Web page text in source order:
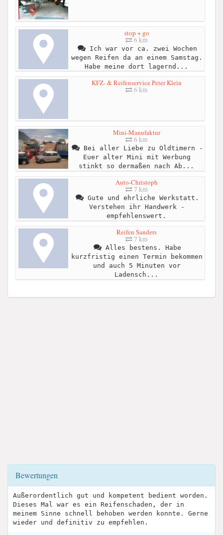
stop + go
6 km
Ich war vor ca. zwei Wochen
wegen Reifen da an einem Samstag.
Habe meine dort lagernd...
KFZ- & Reifenservice Peter Klein
6 km
Mini-Manufaktur
6 km
Bei aller Liebe zu Oldtimern -
Euer alter Mini mit Werbung
stinkt so dermaßen nach Ab...
Auto-Christoph
7 km
Gute und ehrliche Werkstatt.
Verstehen ihr Handwerk -
empfehlenswert.
Reifen Sanders
7 km
Alles bestens. Habe
kurzfristig einen Termin bekommen
und auch 5 Minuten vor
Ladensch...
Bewertungen
Außerordentlich gut und kompetent bedient worden.
Dieses Mal war es ein Reifenschaden, der in
meinem Sinne schnell behoben werden konnte. Gerne
wieder und definitiv zu empfehlen.